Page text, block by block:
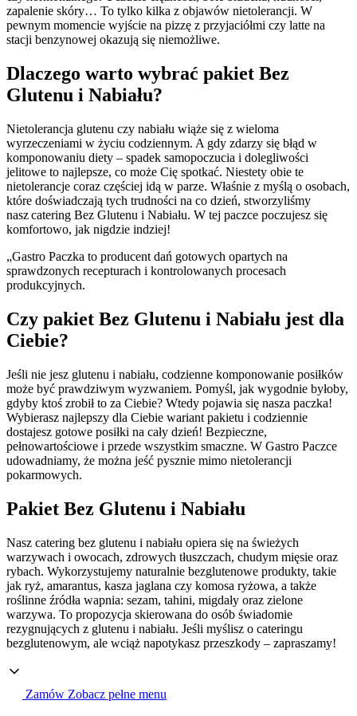
zapalenie skóry… To tylko kilka z objawów nietolerancji. W
pewnym momencie wyjście na pizzę z przyjaciółmi czy latte na
stacji benzynowej okazują się niemożliwe.
Dlaczego warto wybrać pakiet Bez
Glutenu i Nabiału?
Nietolerancja glutenu czy nabiału wiąże się z wieloma
wyrzeczeniami w życiu codziennym. A gdy zdarzy się błąd w
komponowaniu diety – spadek samopoczucia i dolegliwości
jelitowe to najlepsze, co może Cię spotkać. Niestety obie te
nietolerancje coraz częściej idą w parze. Właśnie z myślą o osobach,
które doświadczają tych trudności na co dzień, stworzyliśmy
nasz catering Bez Glutenu i Nabiału. W tej paczce poczujesz się
komfortowo, jak nigdzie indziej!
„Gastro Paczka to producent dań gotowych opartych na
sprawdzonych recepturach i kontrolowanych procesach
produkcyjnych.
Czy pakiet Bez Glutenu i Nabiału jest dla
Ciebie?
Jeśli nie jesz glutenu i nabiału, codzienne komponowanie posiłków
może być prawdziwym wyzwaniem. Pomyśl, jak wygodnie byłoby,
gdyby ktoś zrobił to za Ciebie? Wtedy pojawia się nasza paczka!
Wybierasz najlepszy dla Ciebie wariant pakietu i codziennie
dostajesz gotowe posiłki na cały dzień! Bezpieczne,
pełnowartościowe i przede wszystkim smaczne. W Gastro Paczce
udowadniamy, że można jeść pysznie mimo nietolerancji
pokarmowych.
Pakiet Bez Glutenu i Nabiału
Nasz catering bez glutenu i nabiału opiera się na świeżych
warzywach i owocach, zdrowych tłuszczach, chudym mięsie oraz
rybach. Wykorzystujemy naturalnie bezglutenowe produkty, takie
jak ryż, amarantus, kasza jaglana czy komosa ryżowa, a także
roślinne źródła wapnia: sezam, tahini, migdały oraz zielone
warzywa. To propozycja skierowana do osób świadomie
rezygnujących z glutenu i nabiału. Jeśli myślisz o cateringu
bezglutenowym, ale wciąż napotykasz przeszkody – zapraszamy!
Zamów Zobacz pełne menu